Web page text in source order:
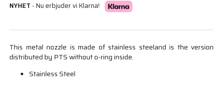
NYHET - Nu erbjuder vi Klarna!
This metal nozzle is made of stainless steeland is the version
distributed by PTS without o-ring inside.
Stainless Steel